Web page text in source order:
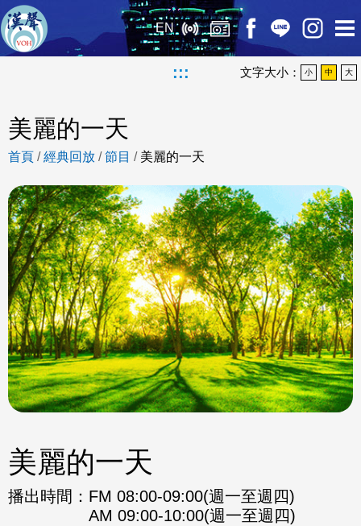
EN
::: 文字大小： 小 中 大
美麗的一天
首頁 /經典回放 /節目 / 美麗的一天
美麗的一天
播出時間： FM 08:00-09:00(週一至週四)
AM 09:00-10:00(週一至週四)